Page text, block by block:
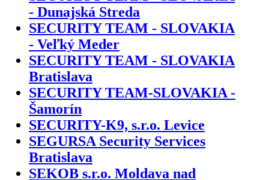
- Dunajská Streda
SECURITY TEAM - SLOVAKIA
- Veľký Meder
SECURITY TEAM - SLOVAKIA
Bratislava
SECURITY TEAM-SLOVAKIA -
Šamorín
SECURITY-K9, s.r.o. Levice
SEGURSA Security Services
Bratislava
SEKOB s.r.o. Moldava nad